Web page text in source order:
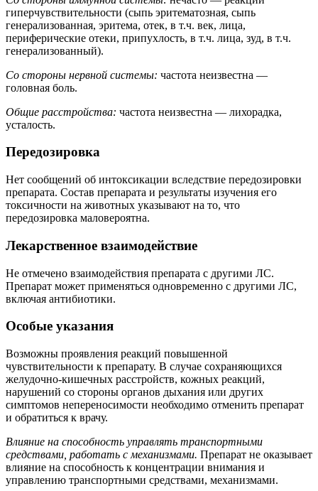
гиперчувствительности (сыпь эритематозная, сыпь
генерализованная, эритема, отек, в т.ч. век, лица,
периферические отеки, припухлость, в т.ч. лица, зуд, в т.ч.
генерализованный).
Со стороны нервной системы: частота неизвестна —
головная боль.
Общие расстройства: частота неизвестна — лихорадка,
усталость.
Передозировка
Нет сообщений об интоксикации вследствие передозировки
препарата. Состав препарата и результаты изучения его
токсичности на животных указывают на то, что
передозировка маловероятна.
Лекарственное взаимодействие
Не отмечено взаимодействия препарата с другими ЛС.
Препарат может применяться одновременно с другими ЛС,
включая антибиотики.
Особые указания
Возможны проявления реакций повышенной
чувствительности к препарату. В случае сохраняющихся
желудочно-кишечных расстройств, кожных реакций,
нарушений со стороны органов дыхания или других
симптомов непереносимости необходимо отменить препарат
и обратиться к врачу.
Влияние на способность управлять транспортными
средствами, работать с механизмами. Препарат не оказывает
влияние на способность к концентрации внимания и
управлению транспортными средствами, механизмами.